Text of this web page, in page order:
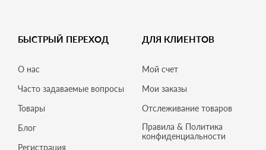
БЫСТРЫЙ ПЕРЕХОД
О нас
Часто задаваемые вопросы
Товары
Блог
Регистрация
ДЛЯ КЛИЕНТОВ
Мой счет
Мои заказы
Отслеживание товаров
Правила & Политика
конфиденциальности